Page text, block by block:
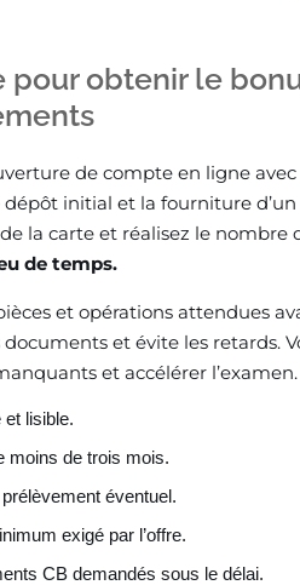
pour obtenir le
de compte en ligne
initial et la fourniture d’un
la carte et réalisez le nombre
de temps.
et opérations attendues
et évite les retards.
et accélérer l’examen.
et lisible.
moins de trois mois.
éventuel.
exigé par l’offre.
CB demandés sous le délai.